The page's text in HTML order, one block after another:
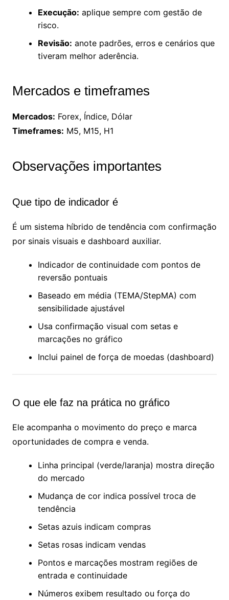
Execução: aplique sempre com gestão de
risco.
Revisão: anote padrões, erros e cenários que
tiveram melhor aderência.
Mercados e timeframes
Mercados: Forex, Índice, Dólar
Timeframes: M5, M15, H1
Observações importantes
Que tipo de indicador é
É um sistema híbrido de tendência com confirmação
por sinais visuais e dashboard auxiliar.
Indicador de continuidade com pontos de
reversão pontuais
Baseado em média (TEMA/StepMA) com
sensibilidade ajustável
Usa confirmação visual com setas e
marcações no gráfico
Inclui painel de força de moedas (dashboard)
O que ele faz na prática no gráfico
Ele acompanha o movimento do preço e marca
oportunidades de compra e venda.
Linha principal (verde/laranja) mostra direção
do mercado
Mudança de cor indica possível troca de
tendência
Setas azuis indicam compras
Setas rosas indicam vendas
Pontos e marcações mostram regiões de
entrada e continuidade
Números exibem resultado ou força do